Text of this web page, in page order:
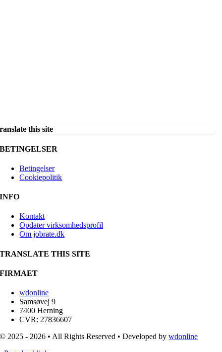
this site
BETINGELSER
Betingelser
Cookiepolitik
INFO
Kontakt
Opdater virksomhedsprofil
Om jobrate.dk
TRANSLATE THIS SITE
FIRMAET
wdonline
Samsøvej 9
7400 Herning
CVR: 27836607
© 2025 - 2026 • All Rights Reserved • Developed bywdonline